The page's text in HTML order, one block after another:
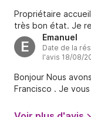
Propriétaire
très bon état. Je
E
Emanuel
Date de la
l'avis 18/08/
Bonjour Nous
Francisco . Je